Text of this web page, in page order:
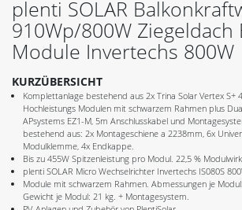
plenti SOLAR
910Wp/800W Ziegeldach
Module Invertechs 800W
KURZÜBERSICHT
Komplettanlage bestehend aus 2x Trina Solar Vertex S+
Hochleistungs Modulen mit schwarzem Rahmen plus
APsystems EZ1-M, 5m Anschlusskabel und
bestehend aus: 2x Montageschiene a 2238mm, 6x
Modulklemme, 4x Endkappe.
Bis zu 455W Spitzenleistung pro Modul. 22,5 %
plenti SOLAR Micro Wechselrichter Invertechs IS080S
Module mit schwarzem Rahmen. Abmessungen je
Gewicht je Modul: 21 kg. + Montagesystem.